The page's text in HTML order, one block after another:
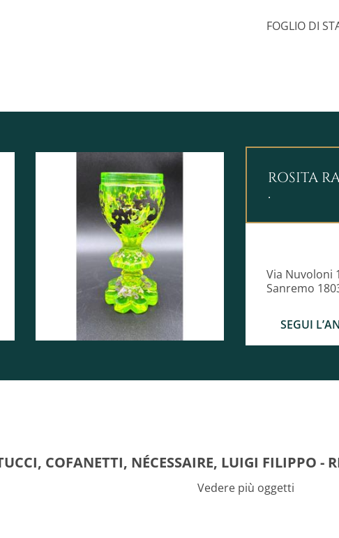
FOGLIO DI
ROSITA
.
Via Nuvoloni
Sanremo
SEGUI
COFANETTI, NÉCESSAIRE, LUIGI FILIPPO -
Vedere più oggetti